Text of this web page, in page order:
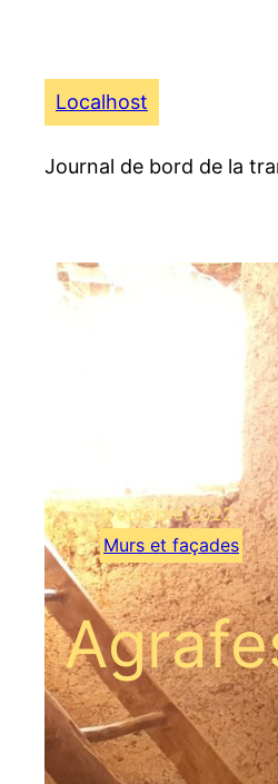
contenu
Localhost
Journal de bord de la
8 octobre 2022
Murs et façades